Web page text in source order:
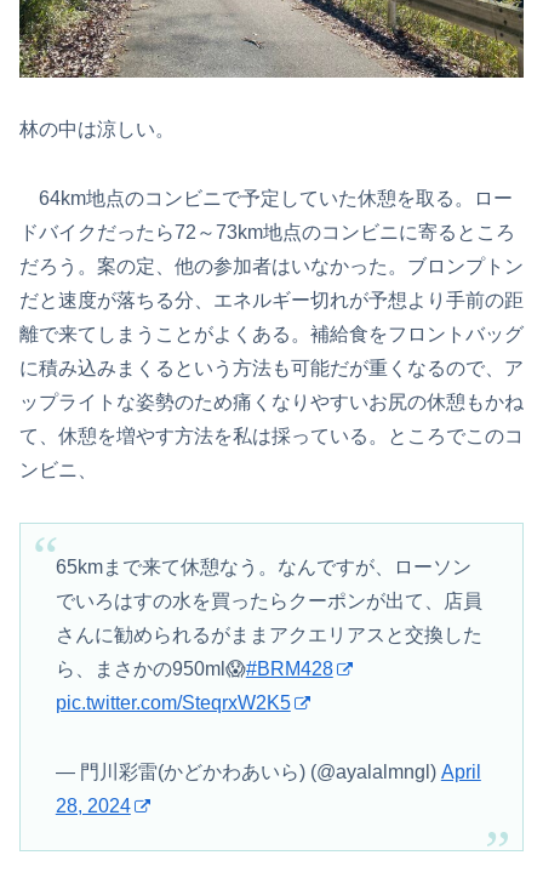
林の中は涼しい。
64km地点のコンビニで予定していた休憩を取る。ロー
ドバイクだったら72～73km地点のコンビニに寄るところ
だろう。案の定、他の参加者はいなかった。ブロンプトン
だと速度が落ちる分、エネルギー切れが予想より手前の距
離で来てしまうことがよくある。補給食をフロントバッグ
に積み込みまくるという方法も可能だが重くなるので、ア
ップライトな姿勢のため痛くなりやすいお尻の休憩もかね
て、休憩を増やす方法を私は採っている。ところでこのコ
ンビニ、
65kmまで来て休憩なう。なんですが、ローソン
でいろはすの水を買ったらクーポンが出て、店員
さんに勧められるがままアクエリアスと交換した
ら、まさかの950ml😱#BRM428
pic.twitter.com/SteqrxW2K5
— 門川彩雷(かどかわあいら) (@ayalalmngl) April
28, 2024